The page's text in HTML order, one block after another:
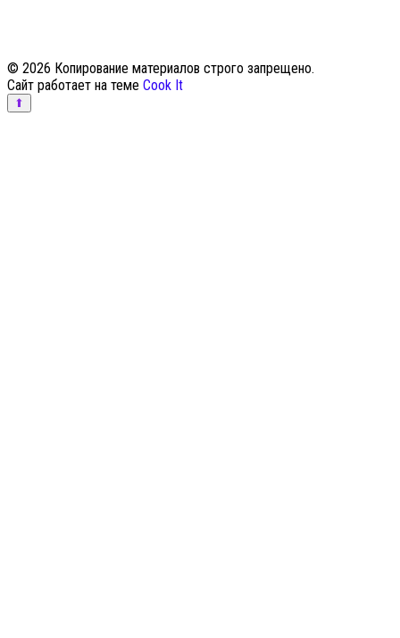
© 2026 Копирование материалов строго запрещено.
Сайт работает на теме Cook It